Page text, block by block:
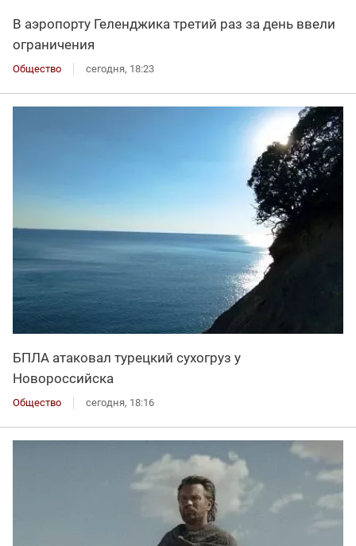
В аэропорту Геленджика третий раз за день ввели
ограничения
Общество сегодня, 18:23
БПЛА атаковал турецкий сухогруз у
Новороссийска
Общество сегодня, 18:16